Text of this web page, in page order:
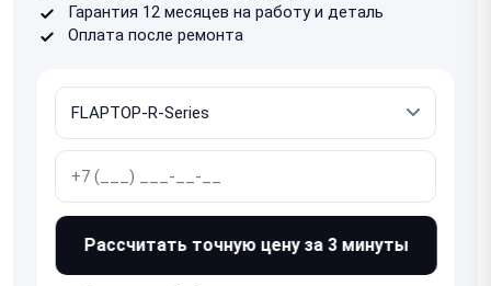
Гарантия 12 месяцев на работу и деталь
Оплата после ремонта
Рассчитать точную цену за 3 минуты